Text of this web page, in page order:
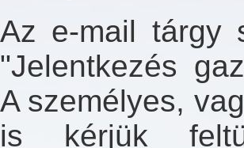
Az e-mail tárgy
"Jelentkezés
A személyes,
is kérjük